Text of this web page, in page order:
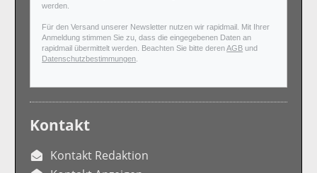
werden.
Für den Versand unserer Newsletter nutzen wir rapidmail. Mit Ihrer
Anmeldung stimmen Sie zu, dass die eingegebenen Daten an
rapidmail übermittelt werden. Beachten Sie bitte derenAGB und
Datenschutzbestimmungen
Kontakt
Kontakt Redaktion